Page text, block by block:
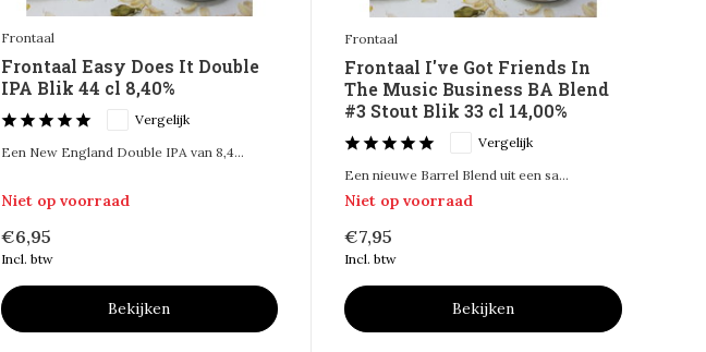
Frontaal
Frontaal Easy Does It Double
IPA Blik 44 cl 8,40%
Vergelijk
Een New England Double IPA van 8,4...
Niet op voorraad
€6,95
Incl. btw
Bekijken
Frontaal
Frontaal I've Got Friends In
The Music Business BA Blend
#3 Stout Blik 33 cl 14,00%
Vergelijk
Een nieuwe Barrel Blend uit een sa...
Niet op voorraad
€7,95
Incl. btw
Bekijken